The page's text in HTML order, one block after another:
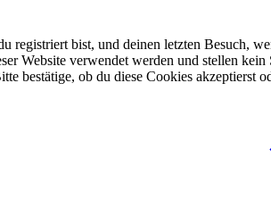
bist, und deinen letzten Besuch,
Website verwendet werden und stellen
bestätige, ob du diese Cookies akzeptierst